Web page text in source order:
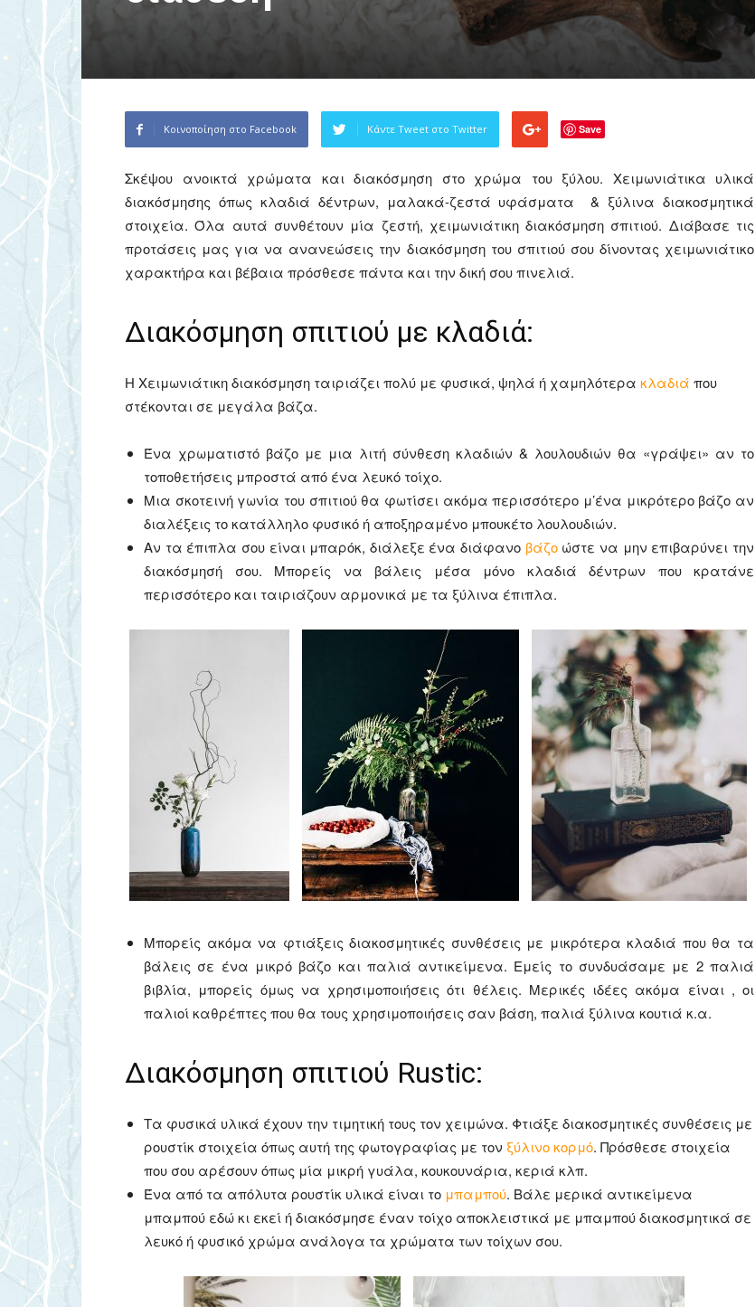
Είδη
Κοινοποίηση στο Facebook Κάντε Tweet στο Twitter Save
Σκέψου ανοικτά χρώματα και διακόσμηση στο χρώμα του ξύλου. Χειμωνιάτικα υλικά
διακόσμησης όπως κλαδιά δέντρων, μαλακά-ζεστά υφάσματα & ξύλινα διακοσμητικά
στοιχεία. Όλα αυτά συνθέτουν μία ζεστή, χειμωνιάτικη διακόσμηση σπιτιού. Διάβασε τις
προτάσεις μας για να ανανεώσεις την διακόσμηση του σπιτιού σου δίνοντας χειμωνιάτικο
χαρακτήρα και βέβαια πρόσθεσε πάντα και την δική σου πινελιά.
Διακόσμηση σπιτιού με κλαδιά:
Η Χειμωνιάτικη διακόσμηση ταιριάζει πολύ με φυσικά, ψηλά ή χαμηλότερα κλαδιά που
στέκονται σε μεγάλα βάζα.
Ένα χρωματιστό βάζο με μια λιτή σύνθεση κλαδιών & λουλουδιών θα «γράψει» αν το
τοποθετήσεις μπροστά από ένα λευκό τοίχο.
Μια σκοτεινή γωνία του σπιτιού θα φωτίσει ακόμα περισσότερο μ’ένα μικρότερο βάζο αν
διαλέξεις το κατάλληλο φυσικό ή αποξηραμένο μπουκέτο λουλουδιών.
Αν τα έπιπλα σου είναι μπαρόκ, διάλεξε ένα διάφανο βάζοώστε να μην επιβαρύνει την
διακόσμησή σου. Μπορείς να βάλεις μέσα μόνο κλαδιά δέντρων που κρατάνε
περισσότερο και ταιριάζουν αρμονικά με τα ξύλινα έπιπλα.
Μπορείς ακόμα να φτιάξεις διακοσμητικές συνθέσεις με μικρότερα κλαδιά που θα τα
βάλεις σε ένα μικρό βάζο και παλιά αντικείμενα. Εμείς το συνδυάσαμε με 2 παλιά
βιβλία, μπορείς όμως να χρησιμοποιήσεις ότι θέλεις. Μερικές ιδέες ακόμα είναι , οι
παλιοί καθρέπτες που θα τους χρησιμοποιήσεις σαν βάση, παλιά ξύλινα κουτιά κ.α.
Διακόσμηση σπιτιού Rustic:
Τα φυσικά υλικά έχουν την τιμητική τους τον χειμώνα. Φτιάξε διακοσμητικές συνθέσεις με
ρουστίκ στοιχεία όπως αυτή της φωτογραφίας με τον ξύλινο κορμό. Πρόσθεσε στοιχεία
που σου αρέσουν όπως μία μικρή γυάλα, κουκουνάρια, κεριά κλπ.
Ένα από τα απόλυτα ρουστίκ υλικά είναι το μπαμπού. Βάλε μερικά αντικείμενα
μπαμπού εδώ κι εκεί ή διακόσμησε έναν τοίχο αποκλειστικά με μπαμπού διακοσμητικά σε
λευκό ή φυσικό χρώμα ανάλογα τα χρώματα των τοίχων σου.